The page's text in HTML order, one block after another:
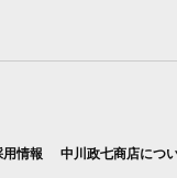
用情報 中川政七商店につ